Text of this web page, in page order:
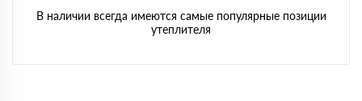
В наличии всегда имеются самые популярные позиции
утеплителя